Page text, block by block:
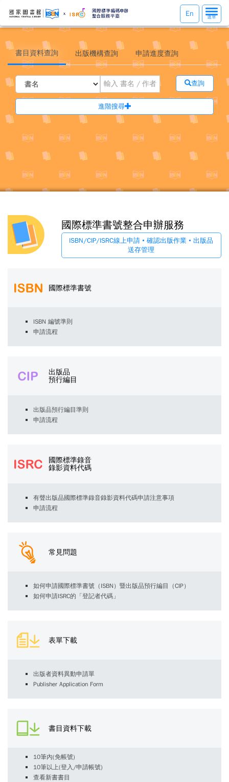
選
單
切
選單
En
書目資料查詢 出版機構查詢 申請進度查詢
查詢
進階搜尋
國際標準書號整合申辦服務
ISBN/CIP/ISRC線上申請 • 確認出版作業 • 出版品
送存管理
國際標準書號
ISBN 編號準則
申請流程
出版品
預行編目
出版品預行編目準則
申請流程
國際標準錄音
錄影資料代碼
有聲出版品國際標準錄音錄影資料代碼申請注意事項
申請流程
常見問題
如何申請國際標準書號（ISBN）暨出版品預行編目（CIP）
如何申請ISRC的「登記者代碼」
表單下載
出版者資料異動申請單
Publisher Application Form
書目資料下載
10筆內(免帳號)
10筆以上(登入/申請帳號)
查看新書書目